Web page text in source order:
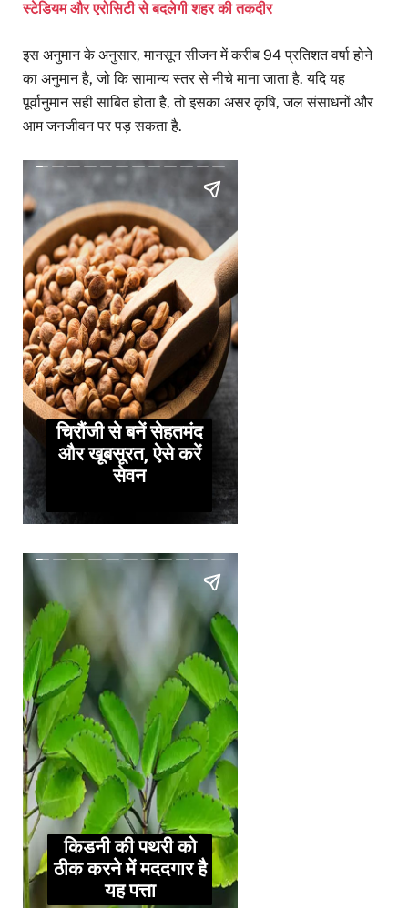
स्टेडियम और एरोसिटी से बदलेगी शहर की तकदीर
इस अनुमान के अनुसार, मानसून सीजन में करीब 94 प्रतिशत वर्षा होने
का अनुमान है, जो कि सामान्य स्तर से नीचे माना जाता है. यदि यह
पूर्वानुमान सही साबित होता है, तो इसका असर कृषि, जल संसाधनों और
आम जनजीवन पर पड़ सकता है.